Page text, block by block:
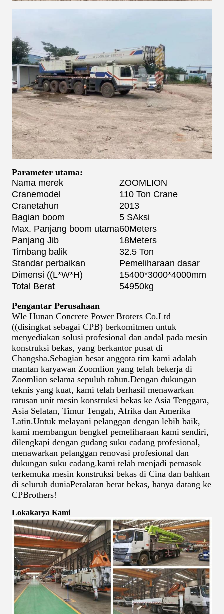
Parameter utama:
Nama merek
ZOOMLION
Cranemodel
110 Ton Crane
Cranetahun
2013
Bagian boom
5 SAksi
Max. Panjang boom utama60Meters
Panjang Jib
18Meters
Timbang balik
32.5 Ton
Standar perbaikan
Pemeliharaan dasar
Dimensi ((L*W*H)
15400*3000*4000mm
Total Berat
54950kg
Pengantar Perusahaan
Wle Hunan Concrete Power Broters Co.Ltd
((disingkat sebagai CPB) berkomitmen untuk
menyediakan solusi profesional dan andal pada mesin
konstruksi bekas, yang berkantor pusat di
Changsha.Sebagian besar anggota tim kami adalah
mantan karyawan Zoomlion yang telah bekerja di
Zoomlion selama sepuluh tahun.Dengan dukungan
teknis yang kuat, kami telah berhasil menawarkan
ratusan unit mesin konstruksi bekas ke Asia Tenggara,
Asia Selatan, Timur Tengah, Afrika dan Amerika
Latin.Untuk melayani pelanggan dengan lebih baik,
kami membangun bengkel pemeliharaan kami sendiri,
dilengkapi dengan gudang suku cadang profesional,
menawarkan pelanggan renovasi profesional dan
dukungan suku cadang.kami telah menjadi pemasok
terkemuka mesin konstruksi bekas di Cina dan bahkan
di seluruh duniaPeralatan berat bekas, hanya datang ke
CPBrothers!
Lokakarya Kami